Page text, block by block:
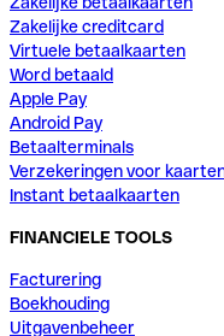
Zakelijke creditcard
Virtuele betaalkaarten
Word betaald
Apple Pay
Android Pay
Betaalterminals
Verzekeringen voor
Instant betaalkaarten
FINANCIELE TOOLS
Facturering
Boekhouding
Uitgavenbeheer